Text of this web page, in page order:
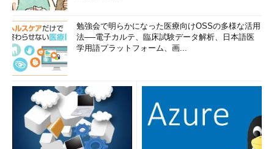
勉強会で明らかになった医療向けOSSの多様な活用
法──電子カルテ、臨床試験データ解析、日本語医
学用語プラットフォーム、画...